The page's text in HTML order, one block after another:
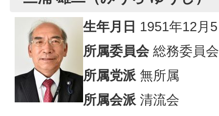
生年月日​ 1951年12月
所属委員会総務委員
所属党派 無所属
所属会派 清流会